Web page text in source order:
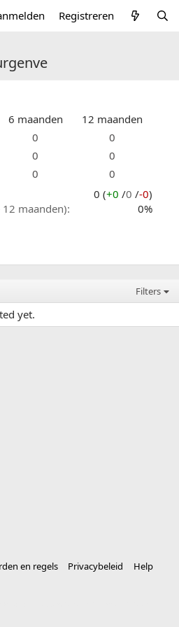
Registreren
6 maanden
12 maanden
0
0
0
0
0
0
0 (+0 /0 /-0)
12 maanden)
0%
Filters
yet.
en regels Privacybeleid
Help